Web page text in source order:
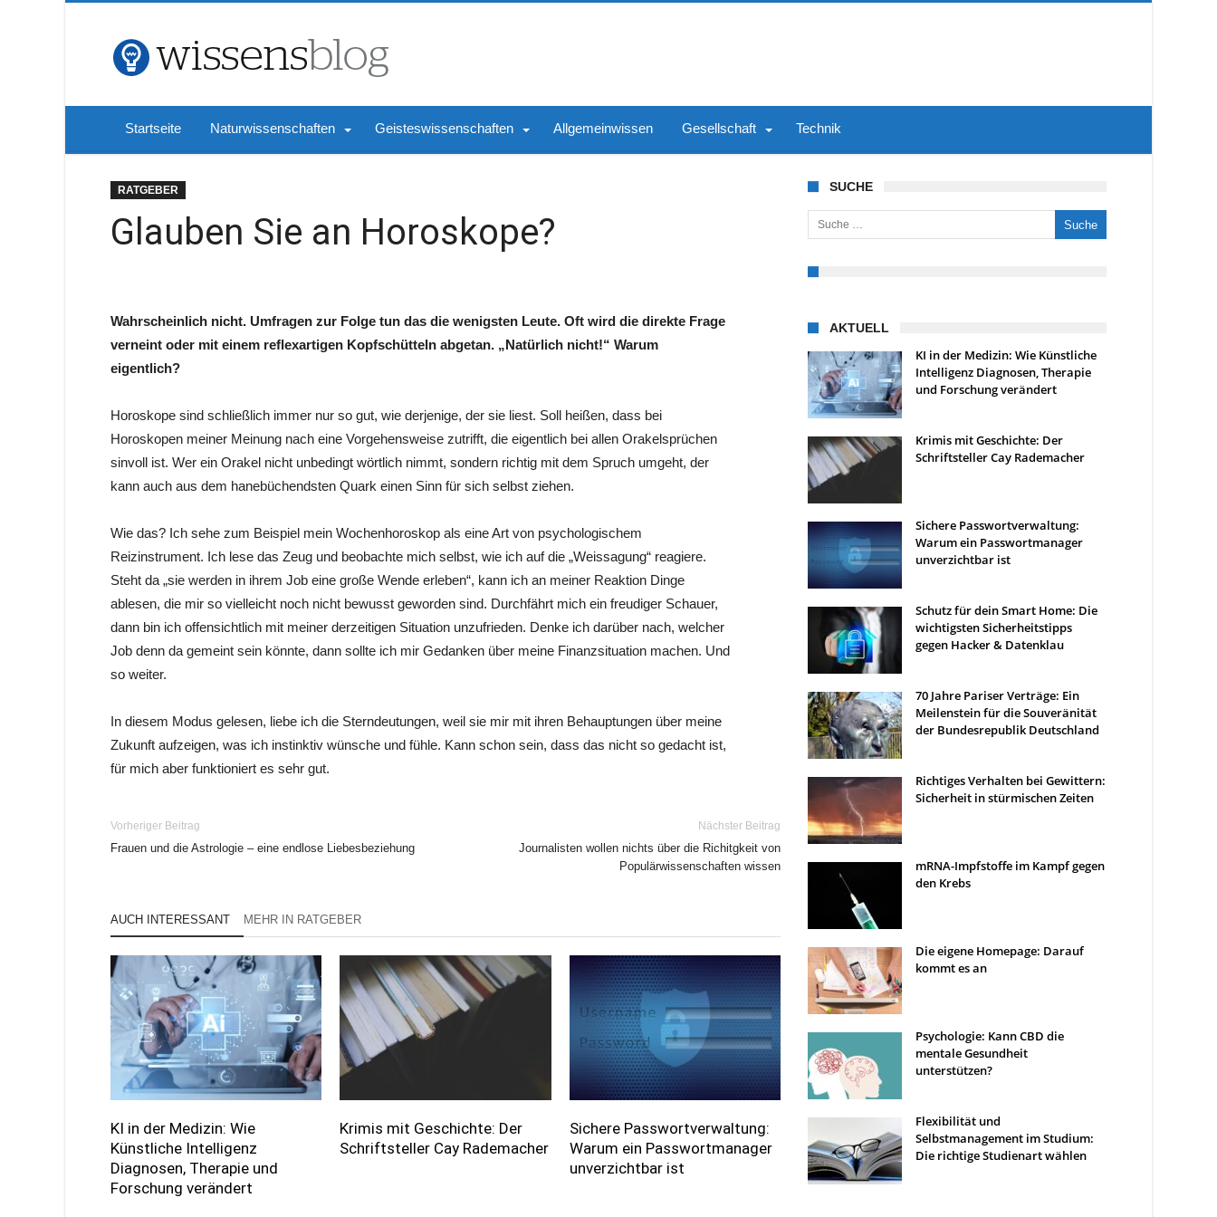
Startseite Naturwissenschaften Geisteswissenschaften Allgemeinwissen Gesellschaft Technik
RATGEBER
Glauben Sie an Horoskope?
Wahrscheinlich nicht. Umfragen zur Folge tun das die wenigsten Leute. Oft wird die direkte Frage
verneint oder mit einem reflexartigen Kopfschütteln abgetan. „Natürlich nicht!“ Warum
eigentlich?
Horoskope sind schließlich immer nur so gut, wie derjenige, der sie liest. Soll heißen, dass bei
Horoskopen meiner Meinung nach eine Vorgehensweise zutrifft, die eigentlich bei allen Orakelsprüchen
sinvoll ist. Wer ein Orakel nicht unbedingt wörtlich nimmt, sondern richtig mit dem Spruch umgeht, der
kann auch aus dem hanebüchendsten Quark einen Sinn für sich selbst ziehen.
Wie das? Ich sehe zum Beispiel mein Wochenhoroskop als eine Art von psychologischem
Reizinstrument. Ich lese das Zeug und beobachte mich selbst, wie ich auf die „Weissagung“ reagiere.
Steht da „sie werden in ihrem Job eine große Wende erleben“, kann ich an meiner Reaktion Dinge
ablesen, die mir so vielleicht noch nicht bewusst geworden sind. Durchfährt mich ein freudiger Schauer,
dann bin ich offensichtlich mit meiner derzeitigen Situation unzufrieden. Denke ich darüber nach, welcher
Job denn da gemeint sein könnte, dann sollte ich mir Gedanken über meine Finanzsituation machen. Und
so weiter.
In diesem Modus gelesen, liebe ich die Sterndeutungen, weil sie mir mit ihren Behauptungen über meine
Zukunft aufzeigen, was ich instinktiv wünsche und fühle. Kann schon sein, dass das nicht so gedacht ist,
für mich aber funktioniert es sehr gut.
Vorheriger Beitrag
Frauen und die Astrologie – eine endlose Liebesbeziehung
Nächster Beitrag
Journalisten wollen nichts über die Richitgkeit von
Populärwissenschaften wissen
AUCH INTERESSANT MEHR IN RATGEBER
KI in der Medizin: Wie
Künstliche Intelligenz
Diagnosen, Therapie und
Forschung verändert
Krimis mit Geschichte: Der
Schriftsteller Cay Rademacher
Sichere Passwortverwaltung:
Warum ein Passwortmanager
unverzichtbar ist
SUCHE
Suche nach:
AKTUELL
KI in der Medizin: Wie Künstliche
Intelligenz Diagnosen, Therapie
und Forschung verändert
Krimis mit Geschichte: Der
Schriftsteller Cay Rademacher
Sichere Passwortverwaltung:
Warum ein Passwortmanager
unverzichtbar ist
Schutz für dein Smart Home: Die
wichtigsten Sicherheitstipps
gegen Hacker & Datenklau
70 Jahre Pariser Verträge: Ein
Meilenstein für die Souveränität
der Bundesrepublik Deutschland
Richtiges Verhalten bei Gewittern:
Sicherheit in stürmischen Zeiten
mRNA-Impfstoffe im Kampf gegen
den Krebs
Die eigene Homepage: Darauf
kommt es an
Psychologie: Kann CBD die
mentale Gesundheit
unterstützen?
Flexibilität und
Selbstmanagement im Studium:
Die richtige Studienart wählen